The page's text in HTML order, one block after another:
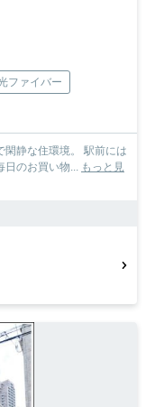
ファイバー
静な住環境。 駅前には
日のお買い物... もっと見